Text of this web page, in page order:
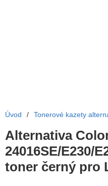
Úvod / Tonerové kazety
Alternativa
24016SE/E230/
toner černý pro